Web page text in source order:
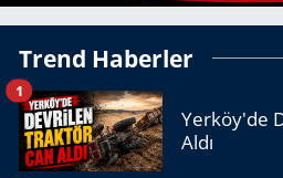
Trend Haberler
Yerköy'de
Aldı
1